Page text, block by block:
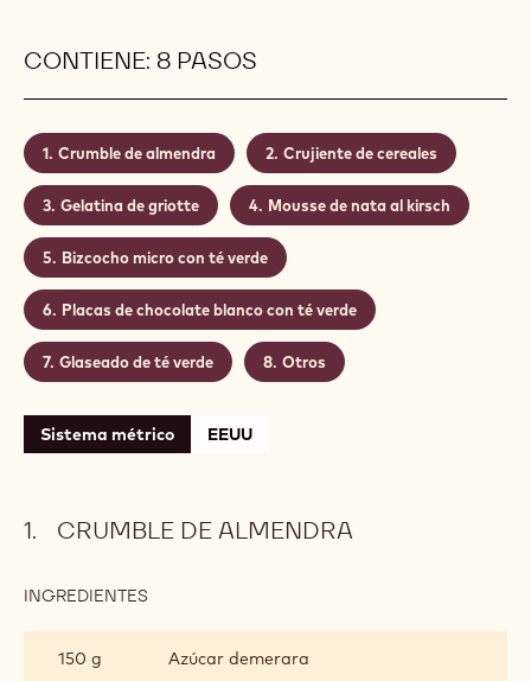
CONTIENE: 8 PASOS
Crumble de almendra Crujiente de cereales
Gelatina de griotte Mousse de nata al kirsch
Bizcocho micro con té verde
Placas de chocolate blanco con té verde
Glaseado de té verde Otros
Sistema métrico EEUU
CRUMBLE DE ALMENDRA
INGREDIENTES
ALMENDRA
150 g Azúcar demerara